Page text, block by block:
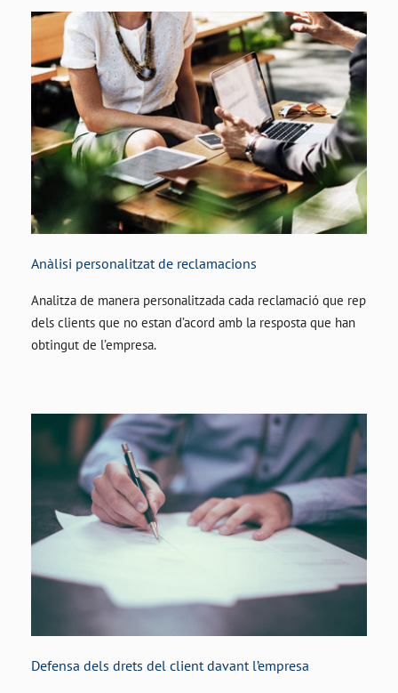
Anàlisi personalitzat de reclamacions
Analitza de manera personalitzada cada reclamació que rep
dels clients que no estan d’acord amb la resposta que han
obtingut de l’empresa.
Defensa dels drets del client davant l’empresa